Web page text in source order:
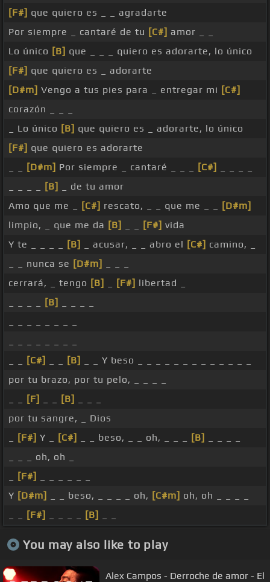
[F#] que quiero es _ _ agradarte
Por siempre _ cantaré de tu [C#] amor _ _
Lo único [B] que _ _ _ quiero es adorarte, lo único
[F#] que quiero es _ adorarte
[D#m] Vengo a tus pies para _ entregar mi [C#]
corazón _ _ _
_ Lo único [B] que quiero es _ adorarte, lo único
[F#] que quiero es adorarte
[D#m] Por siempre _ cantaré _ _ _ [C#]
[B]
_ de tu amor
Amo que me _
[C#] rescato, _ _ que me _ _
[D#m]
limpio, _ que me da [B] [F#] vida
Y te _ _ _ _
[B] _ acusar, _ _ abro el [C#] camino, _
_ _ nunca se [D#m]
cerrará, _ tengo [B] [F#] libertad _
[B]
[C#] [B]
_ _ Y beso _ _ _ _ _ _ _ _ _ _ _ _ _
por tu brazo, por tu pelo, _ _ _ _
[F] [B]
por tu sangre, _ Dios
[F#] Y _ [C#] _ _ beso, _ _ oh, _ _ _ [B]
_ _ _ oh, oh _
[F#]
Y [D#m] _ _ beso, _ _ _ _ oh, [C#m] oh, oh _ _ _ _
[F#] [B]
You may also like to play
Alex Campos - Derroche de amor - El